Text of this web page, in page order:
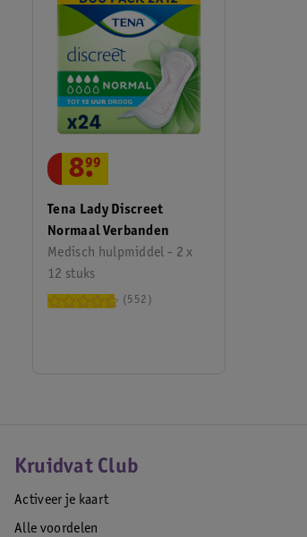
Tena Lady Discreet
Normaal Verbanden
Medisch hulpmiddel - 2 x
12 stuks
8.
99
552
Kruidvat Club
Activeer je kaart
Alle voordelen